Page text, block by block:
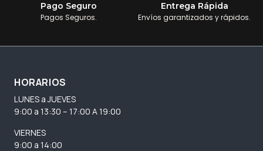
Pago Seguro
Pagos Seguros.
Entrega Rápida
Envíos garantizados y rápidos.
HORARIOS
LUNES a JUEVES
9:00 a 13:30 – 17:00 A 19:00
VIERNES
9:00 a 14:00